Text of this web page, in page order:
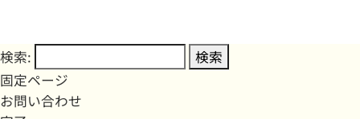
検索:
固定ページ
お問い合わせ